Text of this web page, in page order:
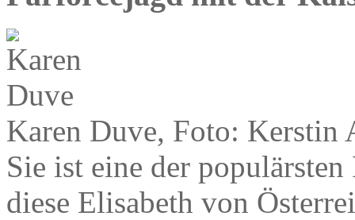
Karen Duve, Foto: Kerstin
Sie ist eine der
diese Elisabeth von